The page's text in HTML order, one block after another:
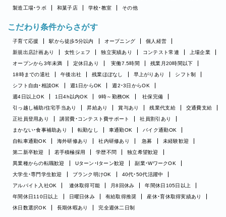
製造工場・ラボ
和菓子店 学校・教室 その他
こだわり条件からさがす
子育て応援 駅から徒歩5分以内 オープニング
個人経営
新規出店計画あり
女性シェフ 独立実績あり コンテスト常連
上場企業
オープンから3年未満
定休日あり 実働7.5時間
残業月20時間以下
18時までの退社
午後出社 残業ほぼなし 早上がりあり
シフト制
シフト自由・相談OK
週1日からOK
週2・3日からOK
週4日以上OK
1日4h以内OK 9時～勤務OK
社保完備
引っ越し補助/住宅手当あり
昇給あり 賞与あり 残業代支給
交通費支給
正社員登用あり
講習費・コンテスト費サポート
社員割引あり
まかない・食事補助あり
転勤なし 車通勤OK
バイク通勤OK
自転車通勤OK
海外研修あり 社内研修あり 急募
未経験歓迎
第二新卒歓迎
若手積極採用 学歴不問
独立希望歓迎
異業種からの転職歓迎
Uターン・Iターン歓迎
副業・WワークOK
大学生・専門学生歓迎
ブランク明けOK
40代・50代活躍中
アルバイト入社OK
連休取得可能 月8回休み
年間休日105日以上
年間休日110日以上
日曜日休み 有給取得推奨
産休・育休取得実績あり
休日数選択OK
長期休暇あり 完全週休二日制